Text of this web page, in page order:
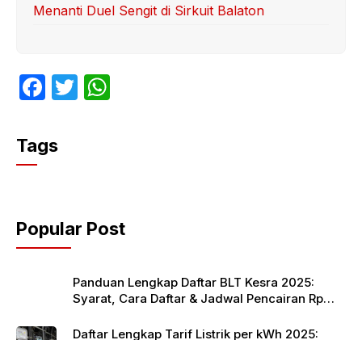
Menanti Duel Sengit di Sirkuit Balaton
F
c
e
o
o
T
p
p
Tags
Popular Post
Panduan Lengkap Daftar BLT Kesra 2025:
Syarat, Cara Daftar & Jadwal Pencairan Rp
Daftar Lengkap Tarif Listrik per kWh 2025: